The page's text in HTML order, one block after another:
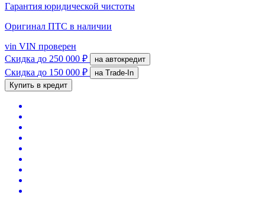
Гарантия юридической чистоты
Оригинал ПТС в наличии
vin VIN проверен
Скидка до 250 000 ₽ на автокредит
Скидка до 150 000 ₽
на Trade-In
Купить в кредит